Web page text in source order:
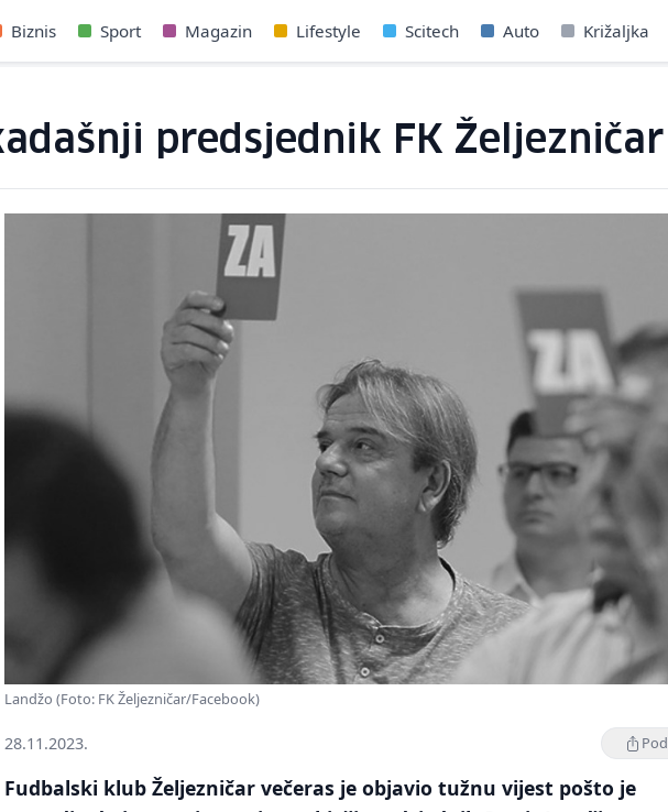
Biznis Sport Magazin Lifestyle Scitech Auto Križaljka
predsjednik FK
Landžo (Foto: FK Željezničar/Facebook)
28.11.2023.
Fudbalski klub Željezničar večeras je objavio tužnu vijest pošto je